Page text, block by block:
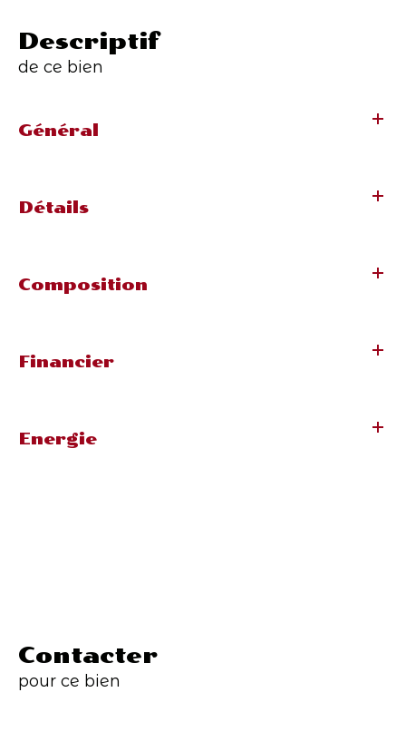
descriptif
de ce bien
Général
Détails
Composition
Financier
Energie
Contacter
pour ce bien